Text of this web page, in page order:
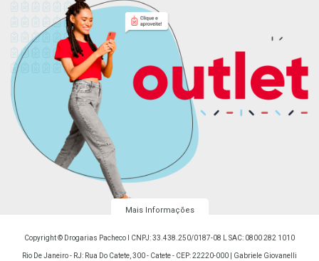
Mais Informações
Copyright © Drogarias Pacheco I CNPJ: 33.438.250/0187-08 L SAC: 0800 282 1010
Rio De Janeiro - RJ: Rua Do Catete, 300 - Catete - CEP: 22220-000 | Gabriele Giovanelli